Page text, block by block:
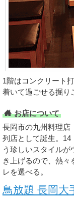
1階はコンクリート
着いて過ごせる掘り
お店について
長岡市の九州料理店
列店として誕生。14
う珍しいスタイルが
き上げるので、熱々
レを選べる。
鳥放題 長岡大